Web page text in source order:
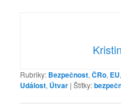
Rubriky: Bezpečnost,ČRo, EU,
Událost, Útvar |Štítky: